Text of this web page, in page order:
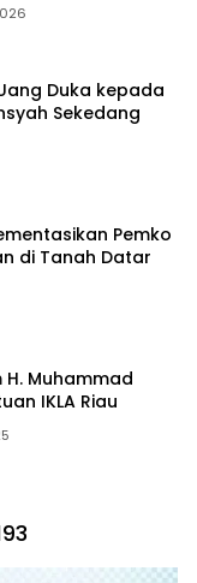
Duka kepada
Sekedang
Pemko
di Tanah Datar
H. Muhammad
IKLA Riau